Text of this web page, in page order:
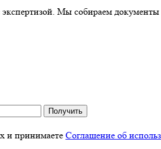
Мы собираем
Получить
и принимаете Соглашение об